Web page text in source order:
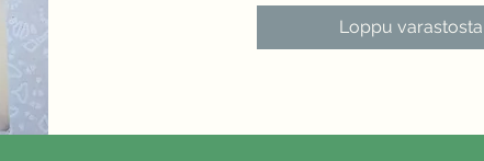
Loppu varastosta